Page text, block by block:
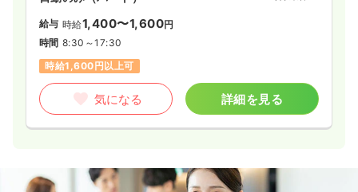
給与 時給1,400〜1,600円
時間 8:30～17:30
時給1,600円以上可
気になる 詳細を見る